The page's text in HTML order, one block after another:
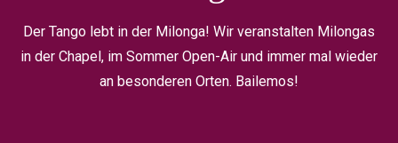
Der Tango lebt in der Milonga! Wir veranstalten Milongas
in der Chapel, im Sommer Open-Air und immer mal wieder
an besonderen Orten. Bailemos!